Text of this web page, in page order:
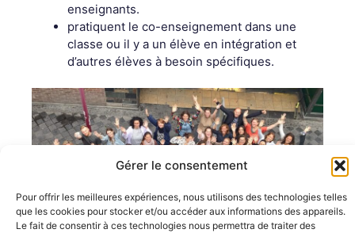
Gérer le consentement
Pour offrir les meilleures expériences, nous utilisons des technologies telles
que les cookies pour stocker et/ou accéder aux informations des appareils.
Le fait de consentir à ces technologies nous permettra de traiter des
enseignants.
pratiquent le co-enseignement dans une
classe ou il y a un élève en intégration et
d’autres élèves à besoin spécifiques.